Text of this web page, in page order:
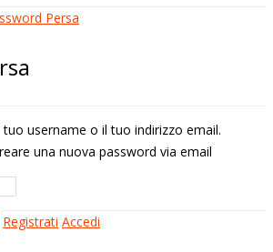
Persa
tuo username o il tuo indirizzo email.
una nuova password via email
Registrati Accedi